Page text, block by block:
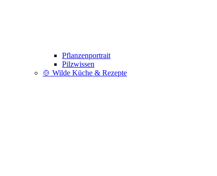
Pflanzenportrait
Pilzwissen
🍲 Wilde Küche & Rezepte